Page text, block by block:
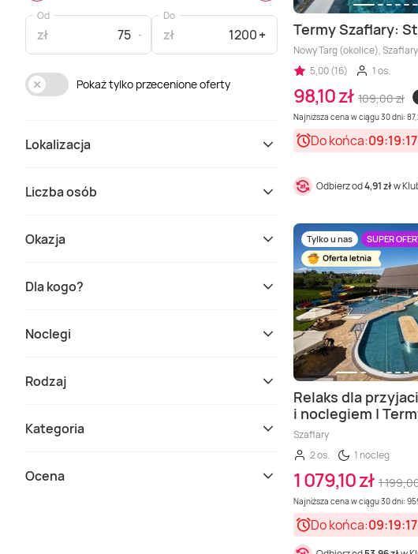
Od
zł
Do
zł
Pokaż tylko przecenione oferty
Lokalizacja
Liczba osób
Okazja
Dla kogo?
Noclegi
Rodzaj
Kategoria
Ocena
Termy Szaflary:
Nowy Targ (okolice), Szaflary
5,00 (16)
1 os.
98,10 zł 109,00 zł
Najniższa cena w ciągu 30 dni:
Do końca:
Odbierz od4,91 złw
Tylko u nas SUPER
Relaks dla
i noclegiem |
Szaflary
2 os.
1 nocleg
1 079,10 zł 1
Najniższa cena w ciągu 30 dni:
Do końca: